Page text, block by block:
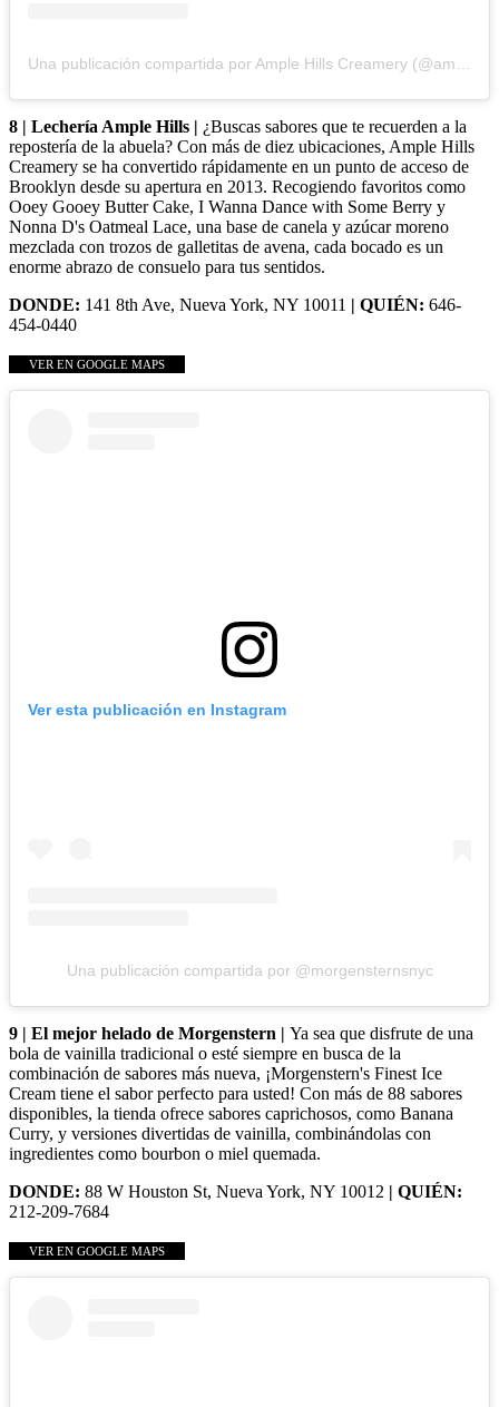
8 | Lechería Ample Hills | ¿Buscas sabores que te recuerden a la
repostería de la abuela? Con más de diez ubicaciones, Ample Hills
Creamery se ha convertido rápidamente en un punto de acceso de
Brooklyn desde su apertura en 2013. Recogiendo favoritos como
Ooey Gooey Butter Cake, I Wanna Dance with Some Berry y
Nonna D's Oatmeal Lace, una base de canela y azúcar moreno
mezclada con trozos de galletitas de avena, cada bocado es un
enorme abrazo de consuelo para tus sentidos.
DONDE: 141 8th Ave, Nueva York, NY 10011 | QUIÉN: 646-
454-0440
VER EN GOOGLE MAPS
Ver esta publicación en Instagram
Una publicación compartida por @morgensternsnyc
9 | El mejor helado de Morgenstern | Ya sea que disfrute de una
bola de vainilla tradicional o esté siempre en busca de la
combinación de sabores más nueva, ¡Morgenstern's Finest Ice
Cream tiene el sabor perfecto para usted! Con más de 88 sabores
disponibles, la tienda ofrece sabores caprichosos, como Banana
Curry, y versiones divertidas de vainilla, combinándolas con
ingredientes como bourbon o miel quemada.
DONDE: 88 W Houston St, Nueva York, NY 10012 | QUIÉN:
212-209-7684
VER EN GOOGLE MAPS